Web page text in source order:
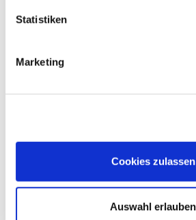
Statistiken
Marketing
Cookies zulassen
Auswahl erlauben